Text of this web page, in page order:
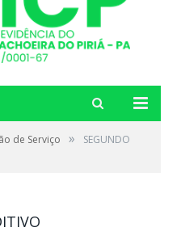
de Serviço »
SEGUNDO